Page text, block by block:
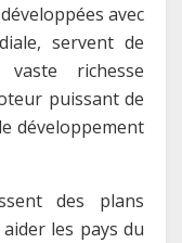
développées avec
servent de
richesse
puissant de
développement
des plans
les pays du